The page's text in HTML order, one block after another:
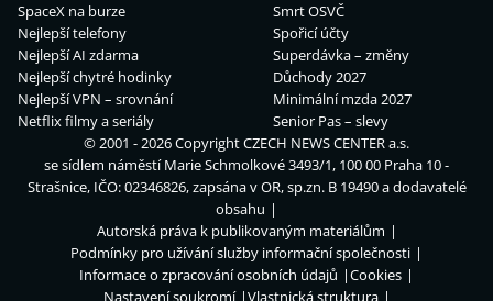
SpaceX na burze
Nejlepší telefony
Nejlepší AI zdarma
Nejlepší chytré hodinky
Nejlepší VPN – srovnání
Netflix filmy a seriály
Smrt OSVČ
Spořicí účty
Superdávka – změny
Důchody 2027
Minimální mzda 2027
Senior Pas – slevy
© 2001 - 2026 CopyrightCZECH NEWS CENTER a.s.
se sídlem náměstí Marie Schmolkové 3493/1, 100 00 Praha 10 -
Strašnice, IČO: 02346826, zapsána v OR, sp.zn. B 19490 a dodavatelé
obsahu
Autorská práva k publikovaným materiálům
Podmínky pro užívání služby informační společnosti
Informace o zpracování osobních údajů
Cookies
Nastavení soukromí
Vlastnická struktura